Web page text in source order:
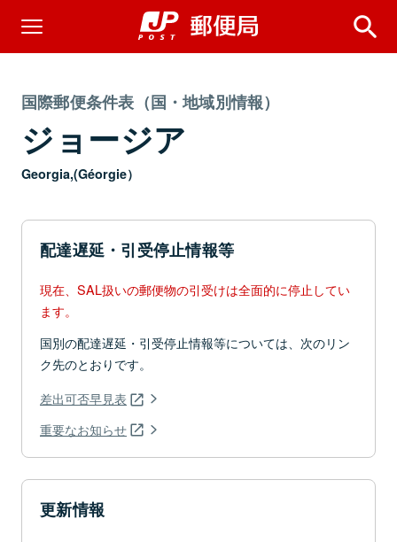
国際郵便条件表（国・地域別情報）
ジョージア
Georgia,(Géorgie）
配達遅延・引受停止情報等
現在、SAL扱いの郵便物の引受けは全面的に停止してい
ます。
国別の配達遅延・引受停止情報等については、次のリン
ク先のとおりです。
差出可否早見表
重要なお知らせ
更新情報